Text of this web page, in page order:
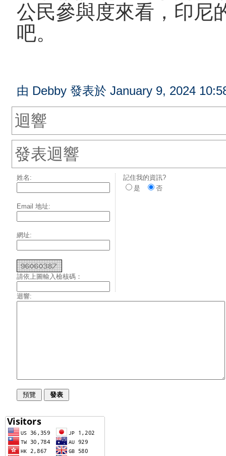
公民參與度來看，印尼
吧。
由 Debby 發表於 January 9, 2024
迴響
發表迴響
姓名:
Email 地址:
網址:
請依上圖輸入檢核碼：
記住我的資訊?
是
否
迴響: